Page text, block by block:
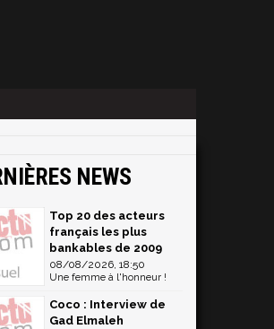
NEWS
Top 20 des acteurs
français les plus
bankables de 2009
08/08/2026, 18:50
Une femme à l'honneur !
Coco : Interview de
Gad Elmaleh